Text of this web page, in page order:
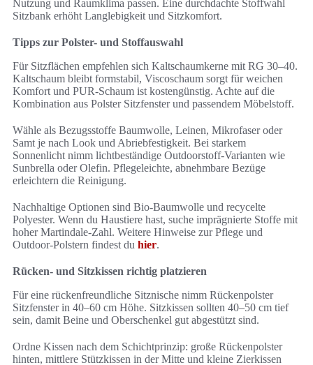
Nutzung und Raumklima passen. Eine durchdachte Stoffwahl
Sitzbank erhöht Langlebigkeit und Sitzkomfort.
Tipps zur Polster- und Stoffauswahl
Für Sitzflächen empfehlen sich Kaltschaumkerne mit RG 30–40.
Kaltschaum bleibt formstabil, Viscoschaum sorgt für weichen
Komfort und PUR-Schaum ist kostengünstig. Achte auf die
Kombination aus Polster Sitzfenster und passendem Möbelstoff.
Wähle als Bezugsstoffe Baumwolle, Leinen, Mikrofaser oder
Samt je nach Look und Abriebfestigkeit. Bei starkem
Sonnenlicht nimm lichtbeständige Outdoorstoff-Varianten wie
Sunbrella oder Olefin. Pflegeleichte, abnehmbare Bezüge
erleichtern die Reinigung.
Nachhaltige Optionen sind Bio-Baumwolle und recycelte
Polyester. Wenn du Haustiere hast, suche imprägnierte Stoffe mit
hoher Martindale-Zahl. Weitere Hinweise zur Pflege und
Outdoor-Polstern findest du hier.
Rücken- und Sitzkissen richtig platzieren
Für eine rückenfreundliche Sitznische nimm Rückenpolster
Sitzfenster in 40–60 cm Höhe. Sitzkissen sollten 40–50 cm tief
sein, damit Beine und Oberschenkel gut abgestützt sind.
Ordne Kissen nach dem Schichtprinzip: große Rückenpolster
hinten, mittlere Stützkissen in der Mitte und kleine Zierkissen